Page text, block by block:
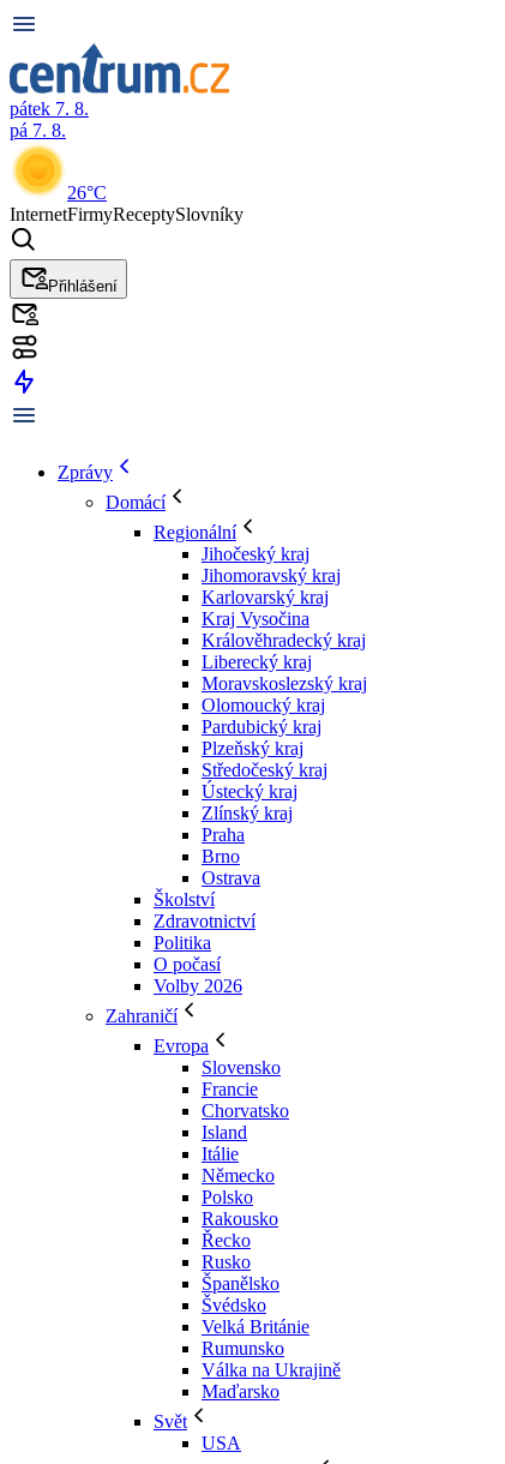
pátek 7. 8.
pá 7. 8.
26°C
InternetFirmyReceptySlovníky
Přihlášení
Zprávy
Domácí
Regionální
Jihočeský kraj
Jihomoravský kraj
Karlovarský kraj
Kraj Vysočina
Králověhradecký kraj
Liberecký kraj
Moravskoslezský kraj
Olomoucký kraj
Pardubický kraj
Plzeňský kraj
Středočeský kraj
Ústecký kraj
Zlínský kraj
Praha
Brno
Ostrava
Školství
Zdravotnictví
Politika
O počasí
Volby 2026
Zahraničí
Evropa
Slovensko
Francie
Chorvatsko
Island
Itálie
Německo
Polsko
Rakousko
Řecko
Rusko
Španělsko
Švédsko
Velká Británie
Rumunsko
Válka na Ukrajině
Maďarsko
Svět
USA